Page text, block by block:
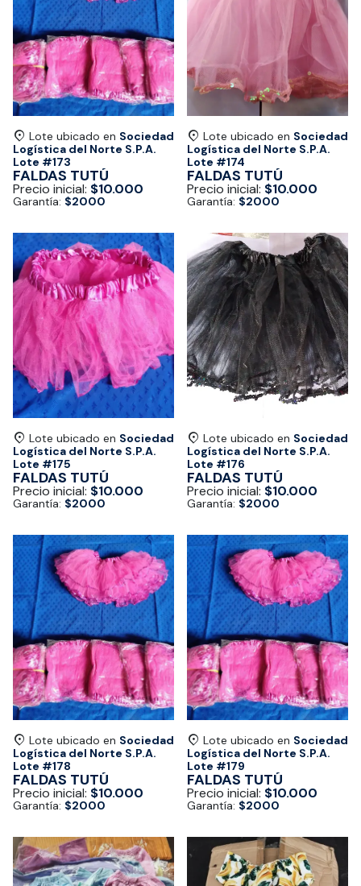
Lote ubicado en Sociedad
Logística del Norte S.P.A.
Lote #173
FALDAS TUTÚ
Precio inicial: $10.000
Garantía: $2000
Lote ubicado en Sociedad
Logística del Norte S.P.A.
Lote #174
FALDAS TUTÚ
Precio inicial: $10.000
Garantía: $2000
Lote ubicado en Sociedad
Logística del Norte S.P.A.
Lote #175
FALDAS TUTÚ
Precio inicial: $10.000
Garantía: $2000
Lote ubicado en Sociedad
Logística del Norte S.P.A.
Lote #176
FALDAS TUTÚ
Precio inicial: $10.000
Garantía: $2000
Lote ubicado en Sociedad
Logística del Norte S.P.A.
Lote #178
FALDAS TUTÚ
Precio inicial: $10.000
Garantía: $2000
Lote ubicado en Sociedad
Logística del Norte S.P.A.
Lote #179
FALDAS TUTÚ
Precio inicial: $10.000
Garantía: $2000